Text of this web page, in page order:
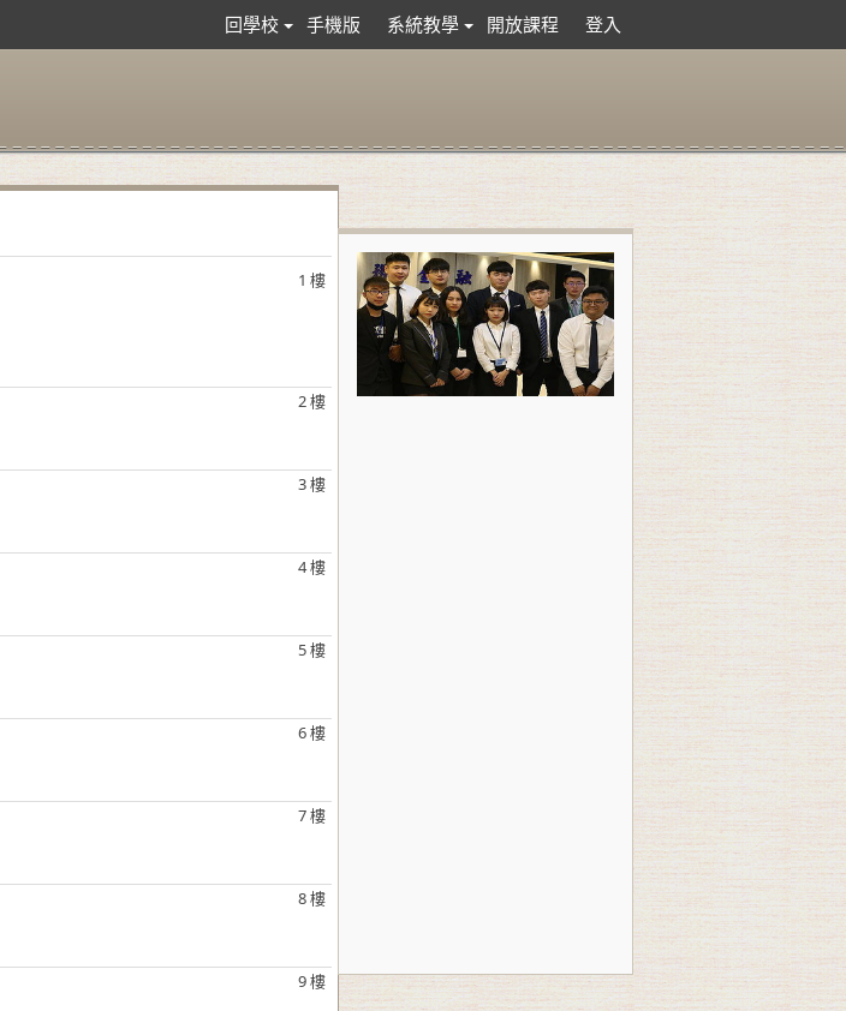
登入
回學校 手機版 系統教學 開放課程
1 樓
2 樓
3 樓
4 樓
5 樓
6 樓
7 樓
8 樓
9 樓